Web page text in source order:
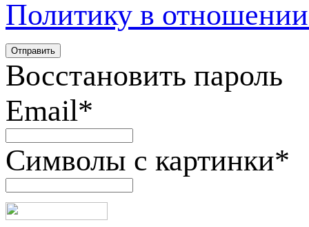
Политику в
Восстановить пароль
Email*
Символы с картинки*